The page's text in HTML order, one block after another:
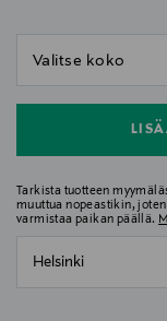
Tarkista tuotteen
muuttua nopeastikin,
varmistaa paikan päällä.
Helsinki